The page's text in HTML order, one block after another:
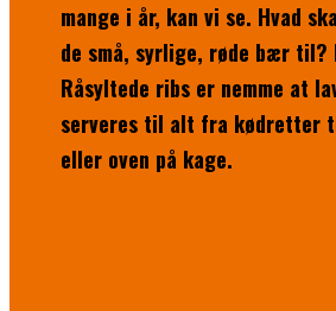
mange i år, kan vi se. Hvad
de små, syrlige, røde bær til?
Råsyltede ribs er nemme at
serveres til alt fra kødretter
eller oven på kage.